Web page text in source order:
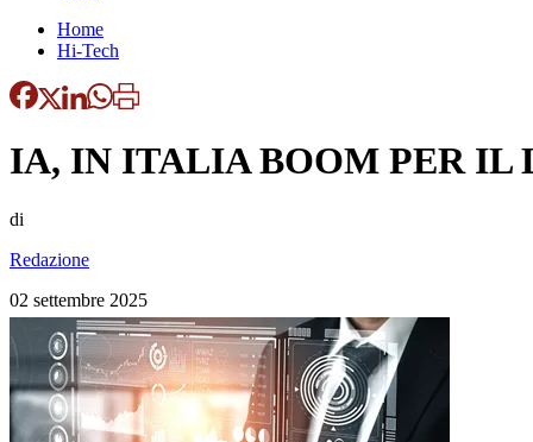
Home
Hi-Tech
IA, IN ITALIA BOOM PER IL
di
Redazione
02 settembre 2025